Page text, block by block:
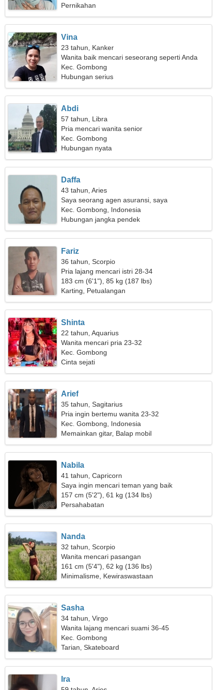
Pernikahan
Vina
23 tahun, Kanker
Wanita baik mencari seseorang seperti Anda
Kec. Gombong
Hubungan serius
Abdi
57 tahun, Libra
Pria mencari wanita senior
Kec. Gombong
Hubungan nyata
Daffa
43 tahun, Aries
Saya seorang agen asuransi, saya
membutuhkan wanita yang menyenangkan
Kec. Gombong, Indonesia
Hubungan jangka pendek
Fariz
36 tahun, Scorpio
Pria lajang mencari istri 28-34
183 cm (6'1"), 85 kg (187 lbs)
Karting, Petualangan
Shinta
22 tahun, Aquarius
Wanita mencari pria 23-32
Kec. Gombong
Cinta sejati
Arief
35 tahun, Sagitarius
Pria ingin bertemu wanita 23-32
Kec. Gombong, Indonesia
Memainkan gitar, Balap mobil
Nabila
41 tahun, Capricorn
Saya ingin mencari teman yang baik
157 cm (5'2"), 61 kg (134 lbs)
Persahabatan
Nanda
32 tahun, Scorpio
Wanita mencari pasangan
161 cm (5'4"), 62 kg (136 lbs)
Minimalisme, Kewiraswastaan
Sasha
34 tahun, Virgo
Wanita lajang mencari suami 36-45
Kec. Gombong
Tarian, Skateboard
Ira